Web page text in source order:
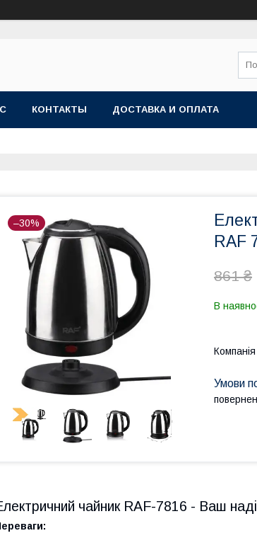
КОНТАКТЫ ДОСТАВКА И ОПЛАТА
–30%
RAF
861 ₴
В
чайник RAF-7816 - Ваш